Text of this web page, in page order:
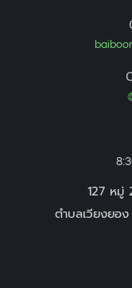
127 หมู่
ตำบลเวียงยอ